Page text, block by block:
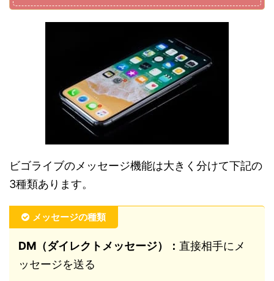
ビゴライブのメッセージ機能は大きく分けて下記の
3種類あります。
メッセージの種類
DM（ダイレクトメッセージ）： 直接相手にメ
ッセージを送る